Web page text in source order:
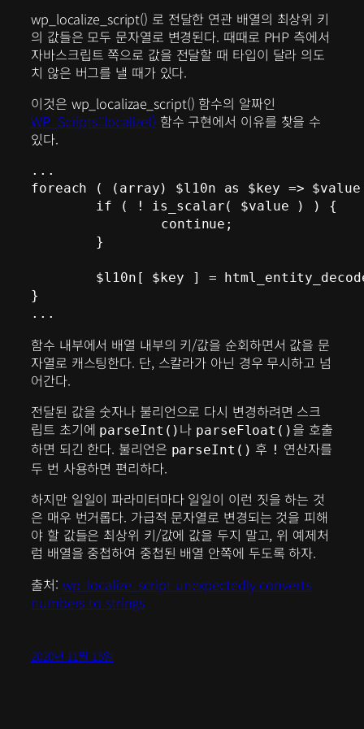
wp_localize_script() 로 전달한 연관 배열의 최상위 키
의 값들은 모두 문자열로 변경된다. 때때로 PHP 측에서
자바스크립트 쪽으로 값을 전달할 때 타입이 달라 의도
치 않은 버그를 낼 때가 있다.
이것은 wp_localizae_script() 함수의 알짜인
WP_Scripts::localize() 함수 구현에서 이유를 찾을 수
있다.
...
foreach ( (array) $l10n as $key =>
}
함수 내부에서 배열 내부의 키/값을 순회하면서 값을 문
자열로 캐스팅한다. 단, 스칼라가 아닌 경우 무시하고 넘
어간다.
전달된 값을 숫자나 불리언으로 다시 변경하려면 스크
립트 초기에 parseInt() 나 parseFloat() 을 호출
하면 되긴 한다. 불리언은 parseInt() 후 ! 연산자를
두 번 사용하면 편리하다.
하지만 일일이 파라미터마다 일일이 이런 짓을 하는 것
은 매우 번거롭다. 가급적 문자열로 변경되는 것을 피해
야 할 값들은 최상위 키/값에 값을 두지 말고, 위 예제처
럼 배열을 중첩하여 중첩된 배열 안쪽에 두도록 하자.
출처: wp_localize_script unexpectedly converts
numbers to strings
2020년 11월 15일